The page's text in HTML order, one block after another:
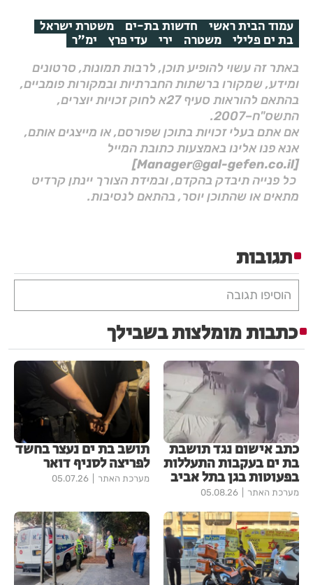
עמוד הבית ראשי חדשות בת-ים משטרת ישראל
בת ים פלילי משטרה ירי עדי פרץ ימ"ר
באתר זה עשוי להופיע תוכן, לרבות תמונות, סרטונים
ומידע, שמקורו ברשתות החברתיות ובמקורות פומביים,
בהתאם להוראות סעיף 27א לחוק זכויות יוצרים,
התשס"ח–2007.
אם אתם בעלי זכויות בתוכן שפורסם, או מייצגים אותם,
אנא פנו אלינו באמצעות כתובת המייל
[Manager@gal-gefen.co.il]
כל פנייה תיבדק בהקדם, ובמידת הצורך יינתן קרדיט
מתאים או שהתוכן יוסר, בהתאם לנסיבות.
תגובות
הוסיפו תגובה
כתבות מומלצות בשבילך
כתב אישום נגד תושבת
בת ים בעקבות התעללות
בפעוטות בגן בתל אביב
מערכת האתר 05.08.26
תושב בת ים נעצר בחשד
לפריצה לסניף דואר
מערכת האתר 05.07.26